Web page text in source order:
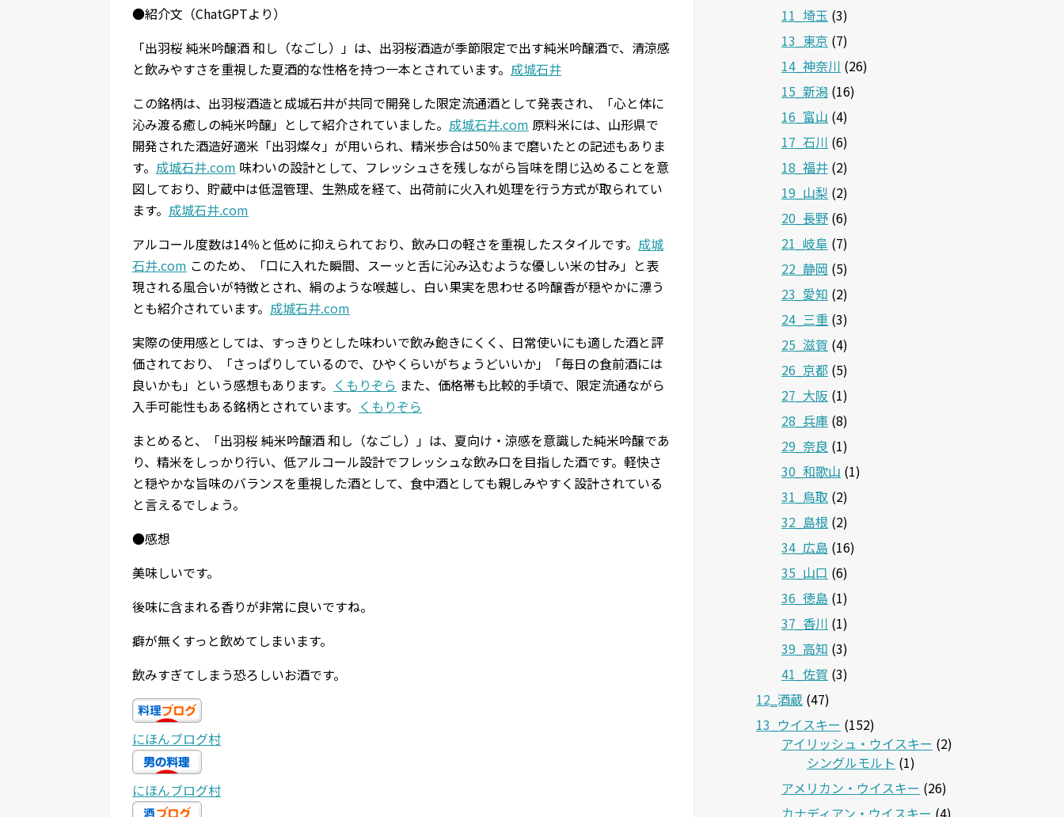
●紹介文（ChatGPTより）
「出羽桜 純米吟醸酒 和し（なごし）」は、出羽桜酒造が季節限定で出す純米吟醸酒で、清涼感
と飲みやすさを重視した夏酒的な性格を持つ一本とされています。 成城石井
この銘柄は、出羽桜酒造と成城石井が共同で開発した限定流通酒として発表され、「心と体に
沁み渡る癒しの純米吟醸」として紹介されていました。 成城石井.com 原料米には、山形県で
開発された酒造好適米「出羽燦々」が用いられ、精米歩合は50％まで磨いたとの記述もありま
す。 成城石井.com 味わいの設計として、フレッシュさを残しながら旨味を閉じ込めることを意
図しており、貯蔵中は低温管理、生熟成を経て、出荷前に火入れ処理を行う方式が取られてい
ます。 成城石井.com
アルコール度数は14％と低めに抑えられており、飲み口の軽さを重視したスタイルです。 成城
石井.com このため、「口に入れた瞬間、スーッと舌に沁み込むような優しい米の甘み」と表
現される風合いが特徴とされ、絹のような喉越し、白い果実を思わせる吟醸香が穏やかに漂う
とも紹介されています。 成城石井.com
実際の使用感としては、すっきりとした味わいで飲み飽きにくく、日常使いにも適した酒と評
価されており、「さっぱりしているので、ひやくらいがちょうどいいか」「毎日の食前酒には
良いかも」という感想もあります。 くもりぞら また、価格帯も比較的手頃で、限定流通ながら
入手可能性もある銘柄とされています。 くもりぞら
まとめると、「出羽桜 純米吟醸酒 和し（なごし）」は、夏向け・涼感を意識した純米吟醸であ
り、精米をしっかり行い、低アルコール設計でフレッシュな飲み口を目指した酒です。軽快さ
と穏やかな旨味のバランスを重視した酒として、食中酒としても親しみやすく設計されている
と言えるでしょう。
●感想
美味しいです。
後味に含まれる香りが非常に良いですね。
癖が無くすっと飲めてしまいます。
飲みすぎてしまう恐ろしいお酒です。
にほんブログ村
にほんブログ村
11_埼玉 (3)
13_東京 (7)
14_神奈川 (26)
15_新潟 (16)
16_富山 (4)
17_石川 (6)
18_福井 (2)
19_山梨 (2)
20_長野 (6)
21_岐阜 (7)
22_静岡 (5)
23_愛知 (2)
24_三重 (3)
25_滋賀 (4)
26_京都 (5)
27_大阪 (1)
28_兵庫 (8)
29_奈良 (1)
30_和歌山 (1)
31_鳥取 (2)
32_島根 (2)
34_広島 (16)
35_山口 (6)
36_徳島 (1)
37_香川 (1)
39_高知 (3)
41_佐賀 (3)
12‗酒蔵 (47)
13_ウイスキー (152)
アイリッシュ・ウイスキー (2)
シングルモルト (1)
アメリカン・ウイスキー (26)
カナディアン・ウイスキー (4)